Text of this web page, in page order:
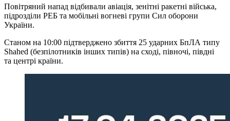
Повітряний напад відбивали авіація, зенітні ракетні війська,
підрозділи РЕБ та мобільні вогневі групи Сил оборони
України.
Станом на 10:00 підтверджено збиття 25 ударних БпЛА типу
Shahed (безпілотників інших типів) на сході, півночі, півдні
та центрі країни.